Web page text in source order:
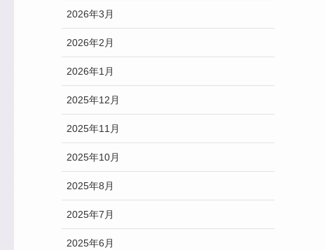
2026年3月
2026年2月
2026年1月
2025年12月
2025年11月
2025年10月
2025年8月
2025年7月
2025年6月